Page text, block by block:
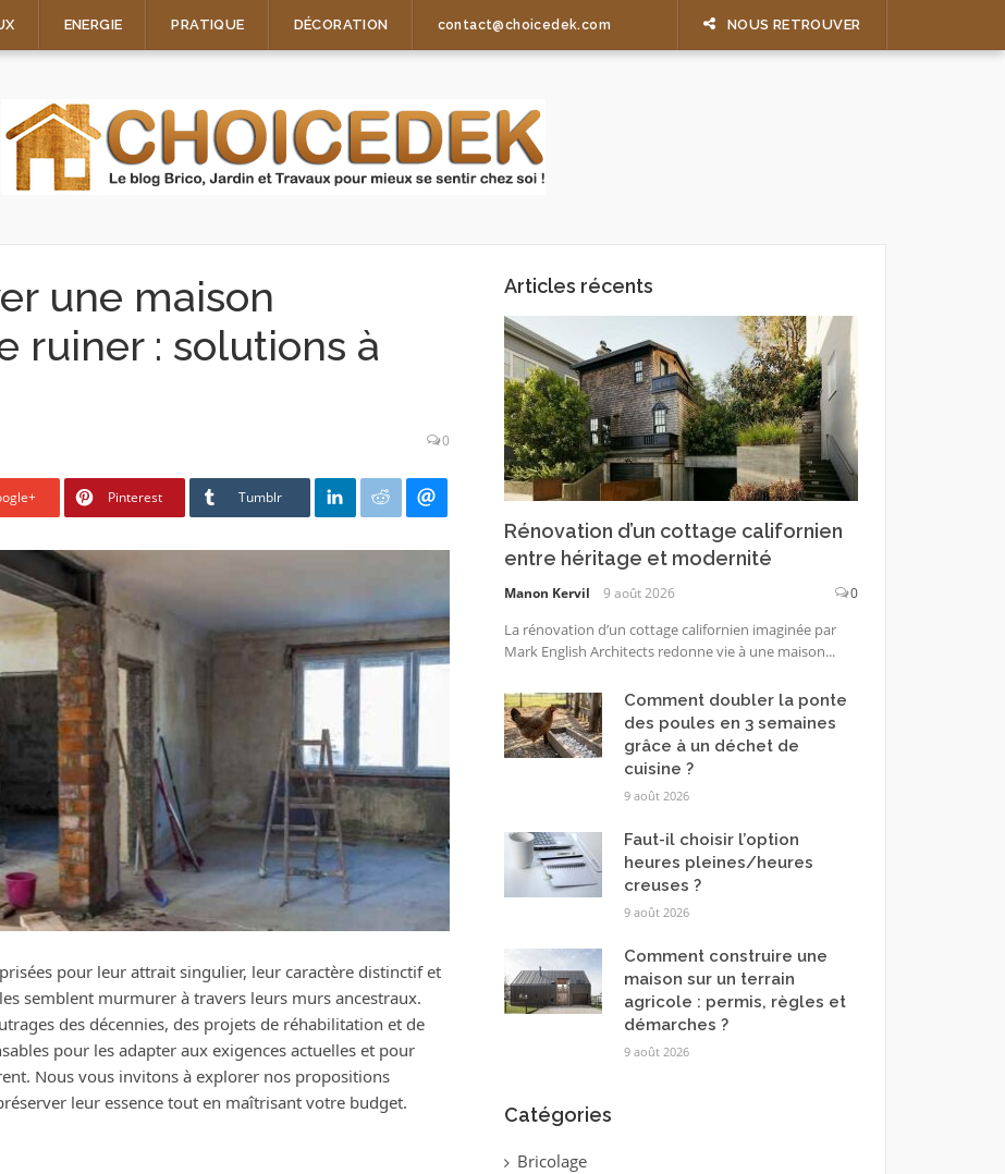
ENERGIE PRATIQUE DÉCORATION contact@choicedek.com NOUS RETROUVER
une maison
ruiner : solutions à
0
Pinterest Tumblr
pour leur attrait singulier, leur caractère distinctif et
semblent murmurer à travers leurs murs ancestraux.
des décennies, des projets de réhabilitation et de
pour les adapter aux exigences actuelles et pour
Nous vous invitons à explorer nos propositions
leur essence tout en maîtrisant votre budget.
Articles récents
Rénovation d’un cottage californien
entre héritage et modernité
Manon Kervil 9 août 2026 0
La rénovation d’un cottage californien imaginée par
Mark English Architects redonne vie à une maison...
Comment doubler la ponte
des poules en 3 semaines
grâce à un déchet de
cuisine ?
9 août 2026
Faut-il choisir l’option
heures pleines/heures
creuses ?
9 août 2026
Comment construire une
maison sur un terrain
agricole : permis, règles et
démarches ?
9 août 2026
Catégories
Bricolage